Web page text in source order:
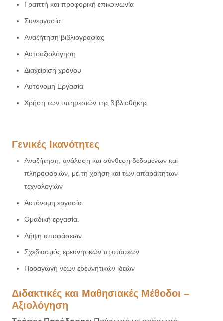
Γραπτή και προφορική επικοινωνία
Συνεργασία
Αναζήτηση βιβλιογραφίας
Αυτοαξιολόγηση
Διαχείριση χρόνου
Αυτόνομη Εργασία
Χρήση των υπηρεσιών της βιβλιοθήκης
Γενικές Ικανότητες
Αναζήτηση, ανάλυση και σύνθεση δεδομένων και
πληροφοριών, με τη χρήση και των απαραίτητων
τεχνολογιών
Αυτόνομη εργασία.
Ομαδική εργασία.
Λήψη αποφάσεων
Σχεδιασμός ερευνητικών προτάσεων
Προαγωγή νέων ερευνητικών ιδεών
Διδακτικές και Μαθησιακές Μέθοδοι –
Αξιολόγηση